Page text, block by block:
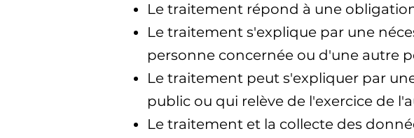
Le traitement répond à une
Le traitement s'explique par une
personne concernée ou d'une autre
Le traitement peut s'expliquer par
public ou qui relève de l'exercice de
Le traitement et la collecte des